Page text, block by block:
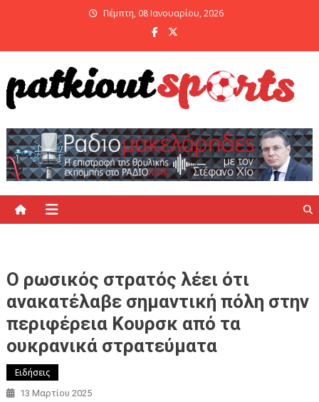
Πέμπτη, 08 Ιανουαρίου, 2026
Ο ρωσικός στρατός λέει ότι
ανακατέλαβε σημαντική πόλη στην
περιφέρεια Κουρσκ από τα
ουκρανικά στρατεύματα
Ειδήσεις
13 Μαρτίου 2025